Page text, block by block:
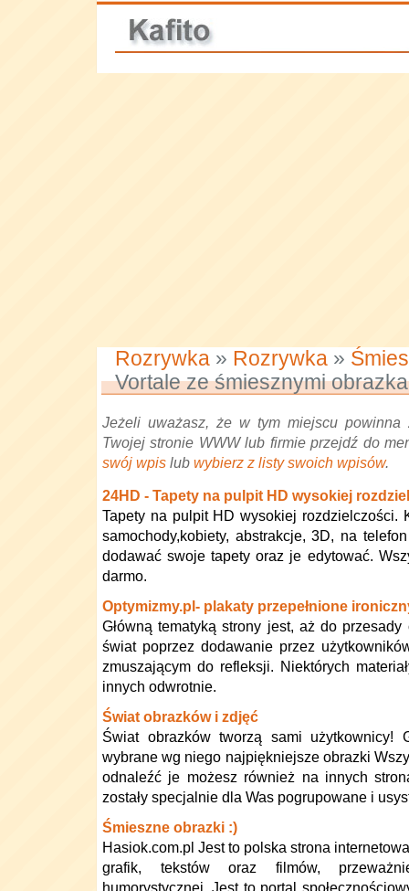
Rozrywka » Rozrywka »
Vortale ze śmiesznymi
Jeżeli uważasz, że w tym miejscu powinna
Twojej stronie WWW lub firmie przejdź do
swój wpis lub wybierz z listy swoich wpisów.
24HD - Tapety na pulpit HD wysokiej
Tapety na pulpit HD wysokiej rozdzielczości.
samochody,kobiety, abstrakcje, 3D, na
dodawać swoje tapety oraz je edytować.
darmo.
Optymizmy.pl- plakaty przepełnione
Główną tematyką strony jest, aż do
świat poprzez dodawanie przez
zmuszającym do refleksji. Niektórych
innych odwrotnie.
Świat obrazków i zdjęć
Świat obrazków tworzą sami użytkownicy!
wybrane wg niego najpiękniejsze obrazki
odnaleźć je możesz również na innych
zostały specjalnie dla Was pogrupowane i
Śmieszne obrazki :)
Hasiok.com.pl Jest to polska strona
grafik, tekstów oraz filmów,
humorystycznej. Jest to portal